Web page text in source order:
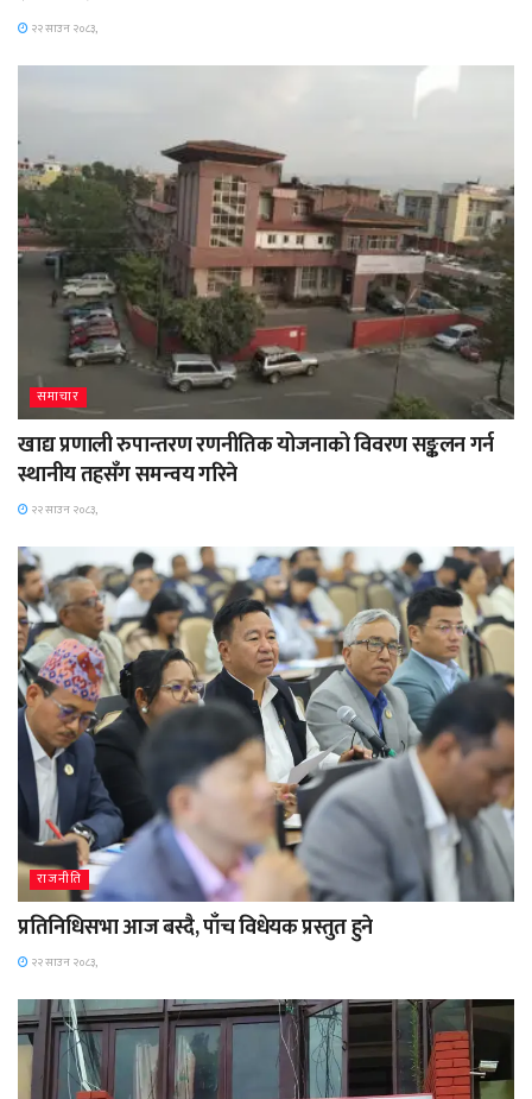
२२ साउन २०८३,
समाचार
खाद्य प्रणाली रुपान्तरण रणनीतिक योजनाको विवरण सङ्कलन गर्न
स्थानीय तहसँग समन्वय गरिने
२२ साउन २०८३,
राजनीति
प्रतिनिधिसभा आज बस्दै, पाँच विधेयक प्रस्तुत हुने
२२ साउन २०८३,